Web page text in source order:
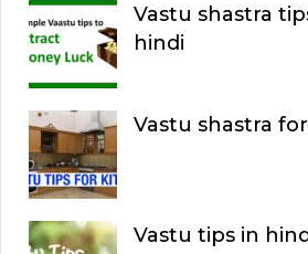
Vastu shastra
hindi
Vastu shastra
Vastu tips in